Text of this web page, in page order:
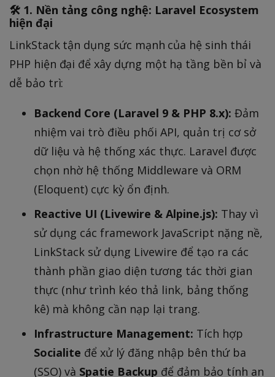
🛠️ 1. Nền tảng công nghệ: Laravel Ecosystem
hiện đại
LinkStack tận dụng sức mạnh của hệ sinh thái
PHP hiện đại để xây dựng một hạ tầng bền bỉ và
dễ bảo trì:
Backend Core (Laravel 9 & PHP 8.x): Đảm
nhiệm vai trò điều phối API, quản trị cơ sở
dữ liệu và hệ thống xác thực. Laravel được
chọn nhờ hệ thống Middleware và ORM
(Eloquent) cực kỳ ổn định.
Reactive UI (Livewire & Alpine.js): Thay vì
sử dụng các framework JavaScript nặng nề,
LinkStack sử dụng Livewire để tạo ra các
thành phần giao diện tương tác thời gian
thực (như trình kéo thả link, bảng thống
kê) mà không cần nạp lại trang.
Infrastructure Management: Tích hợp
Socialite để xử lý đăng nhập bên thứ ba
(SSO) và Spatie Backup để đảm bảo tính an